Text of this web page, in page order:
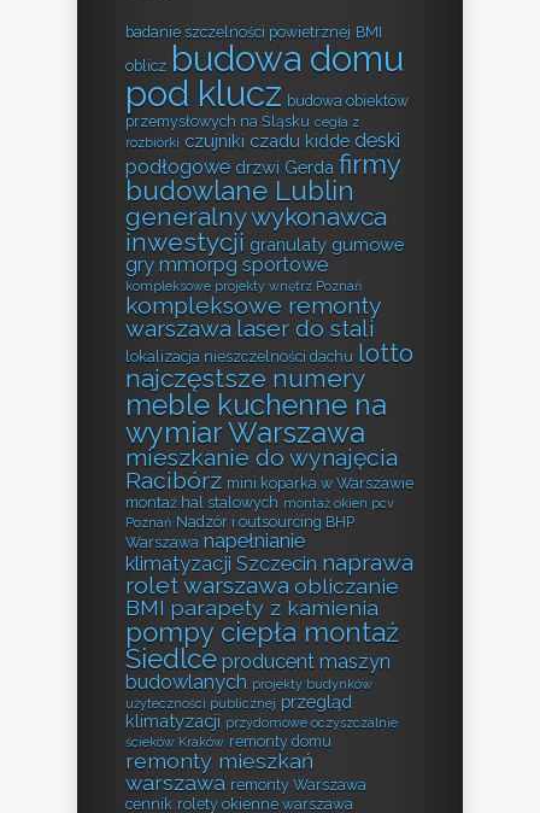
badanie szczelności powietrznej BMI
oblicz budowa domu
pod klucz budowa obiektów
przemysłowych na Śląsku cegła z
rozbiórki czujniki czadu kidde deski
podłogowe drzwi Gerda firmy
budowlane Lublin
generalny wykonawca
inwestycji granulaty gumowe
gry mmorpg sportowe
kompleksowe projekty wnętrz Poznań
kompleksowe remonty
warszawa laser do stali
lokalizacja nieszczelności dachu lotto
najczęstsze numery
meble kuchenne na
wymiar Warszawa
mieszkanie do wynajęcia
Racibórz mini koparka w Warszawie
montaż hal stalowych montaż okien pcv
Poznań Nadzór i outsourcing BHP
Warszawa napełnianie
klimatyzacji Szczecin naprawa
rolet warszawa obliczanie
BMI parapety z kamienia
pompy ciepła montaż
Siedlce producent maszyn
budowlanych projekty budynków
użyteczności publicznej przegląd
klimatyzacji przydomowe oczyszczalnie
ścieków Kraków remonty domu
remonty mieszkań
warszawa remonty Warszawa
cennik rolety okienne warszawa